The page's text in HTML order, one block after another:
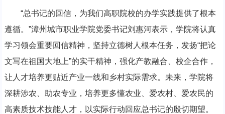
“总书记的回信，为我们高职院校的办学实践提供了根本
遵循。”漳州城市职业学院党委书记刘惠河表示，学院将认真
学习领会重要回信精神，坚持立德树人根本任务，发扬“把论
文写在祖国大地上”的实干精神，强化产教融合、校企合作，
让人才培养更贴近产业一线和乡村实际需求。未来，学院将
深耕涉农、助农专业，培养更多懂农业、爱农村、爱农民的
高素质技术技能人才，以实际行动回应总书记的殷切期望。